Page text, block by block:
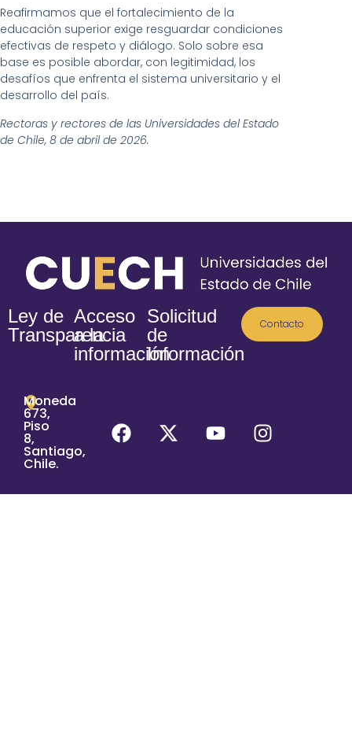
Reafirmamos que el fortalecimiento de la
educación superior exige resguardar condiciones
efectivas de respeto y diálogo. Solo sobre esa
base es posible abordar, con legitimidad, los
desafíos que enfrenta el sistema universitario y el
desarrollo del país.
Rectoras y rectores de las Universidades del Estado
de Chile, 8 de abril de 2026.
Ley de
Transparencia
Acceso
a la
información
Solicitud
de
Información
Contacto
Moneda
673,
Piso
8,
Santiago,
Chile.